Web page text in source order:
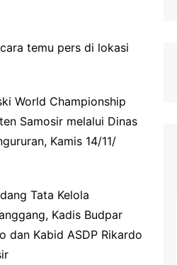
temu pers di lokasi
World Championship
Samosir melalui Dinas
Kamis 14/11/
Tata Kelola
Kadis Budpar
dan Kabid ASDP Rikardo